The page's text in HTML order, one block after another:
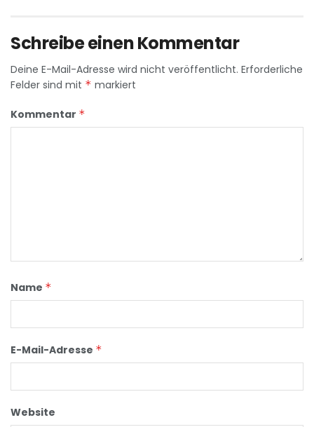
Schreibe einen Kommentar
Deine E-Mail-Adresse wird nicht veröffentlicht. Erforderliche
Felder sind mit * markiert
Kommentar *
Name *
E-Mail-Adresse *
Website